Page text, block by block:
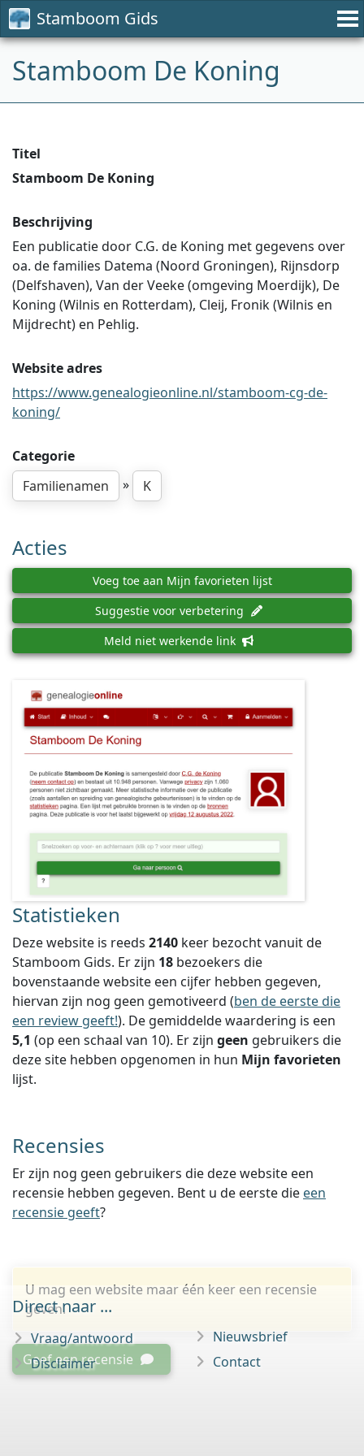
Stamboom Gids
Stamboom De Koning
Titel
Stamboom De Koning
Beschrijving
Een publicatie door C.G. de Koning met gegevens over
oa. de families Datema (Noord Groningen), Rijnsdorp
(Delfshaven), Van der Veeke (omgeving Moerdijk), De
Koning (Wilnis en Rotterdam), Cleij, Fronik (Wilnis en
Mijdrecht) en Pehlig.
Website adres
https://www.genealogieonline.nl/stamboom-cg-de-
koning/
Categorie
Familienamen
» K
Acties
Voeg toe aan Mijn favorieten lijst
Suggestie voor verbetering
Meld niet werkende link
Statistieken
Deze website is reeds 2140 keer bezocht vanuit de
Stamboom Gids. Er zijn 18 bezoekers die
bovenstaande website een cijfer hebben gegeven,
hiervan zijn nog geen gemotiveerd (ben de eerste die
een review geeft!). De gemiddelde waardering is een
5,1 (op een schaal van 10). Er zijn geen gebruikers die
deze site hebben opgenomen in hun Mijn favorieten
lijst.
Recensies
Er zijn nog geen gebruikers die deze website een
recensie hebben gegeven. Bent u de eerste die een
recensie geeft?
U mag een website maar één keer een recensie
geven.
Geef een recensie
Direct naar ...
Vraag/antwoord
Disclaimer
Nieuwsbrief
Contact